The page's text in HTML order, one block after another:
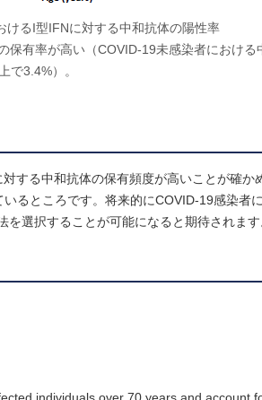
けるI型IFNに対する中和抗体の陽性率
保有率が高い（COVID-19未感染者における
で3.4%）。
する中和抗体の保有頻度が高いことが確か
るところです。将来的にCOVID-19感染者
選択することが可能になると期待されます